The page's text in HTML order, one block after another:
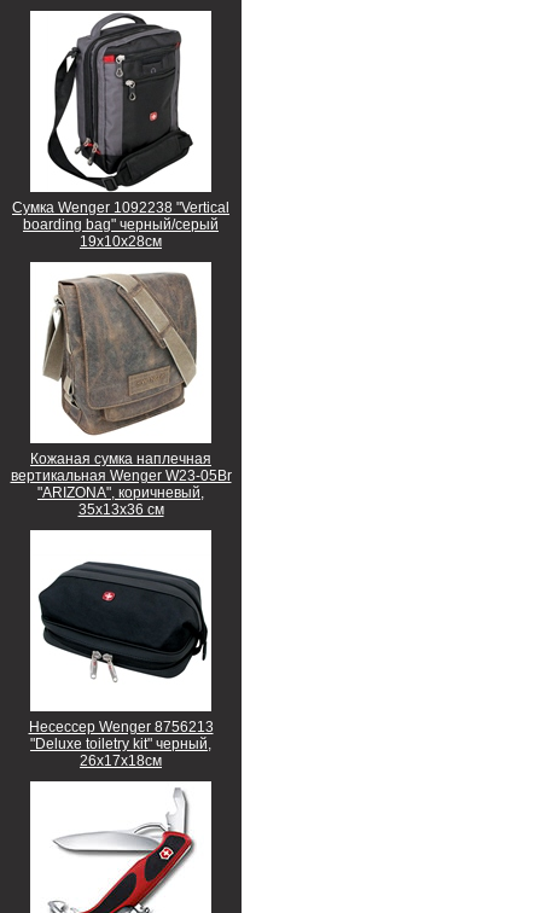
Сумка Wenger 1092238 "Vertical
boarding bag" черный/серый
19х10х28см
Кожаная сумка наплечная
вертикальная Wenger W23-05Br
"ARIZONA", коричневый,
35х13х36 см
Несессер Wenger 8756213
"Deluxe toiletry kit" черный,
26х17х18см